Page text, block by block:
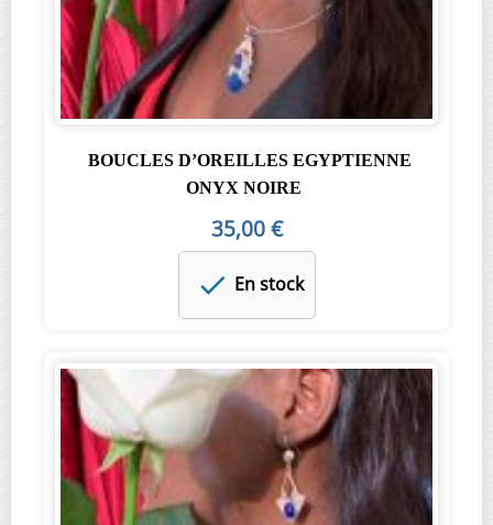
BOUCLES D’OREILLES EGYPTIENNE
ONYX NOIRE
35,00 €
En stock